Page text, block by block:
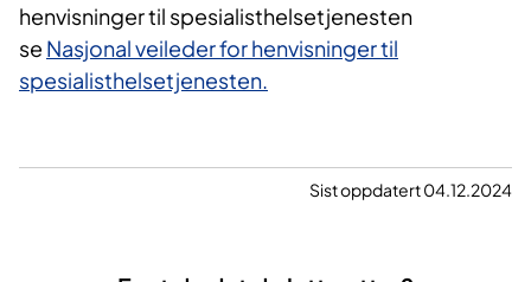
henvisninger til spesialisthelsetjenesten
se Nasjonal veileder for henvisninger til
spesialisthelsetjenesten.
Sist oppdatert 04.12.2024